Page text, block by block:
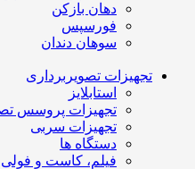
دهان بازکن
فورسپس
سوهان دندان
تجهیزات تصویربرداری
استابلایز
تجهیزات پروسس
تجهیزات سربی
دستگاه ها
فیلم، کاست و فولی